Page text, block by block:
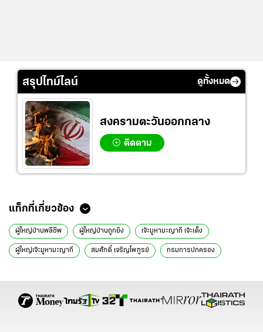
สรุปไทม์ไลน์ ดูทั้งหมด
สงครามตะวันออกกลาง
ติดตาม
แท็กที่เกี่ยวข้อง
ผู้ใหญ่บ้านพลีชีพ ผู้ใหญ่บ้านถูกยิง เจ๊ะมูหามะญากี เจ๊ะเด็ง
ผู้ใหญ่เจ๊ะมูหามะญากี สมศักดิ์ เจริญไพฑูรย์ กรมการปกครอง